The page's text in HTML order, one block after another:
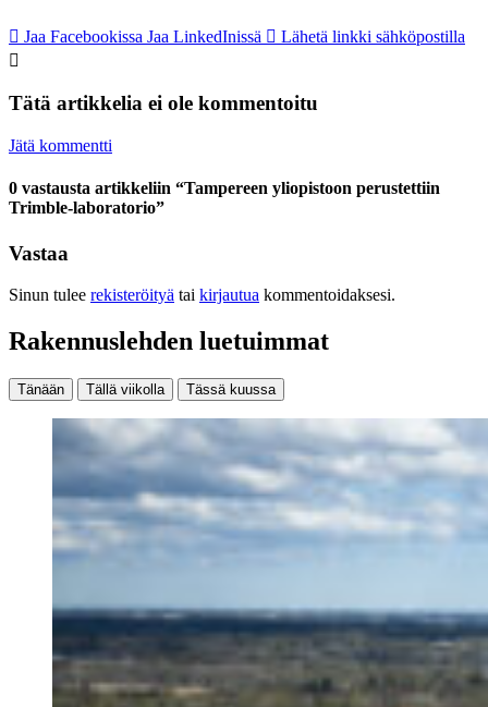
Jaa Facebookissa Jaa LinkedInissä Lähetä linkki sähköpostilla
Tätä artikkelia ei ole kommentoitu
Jätä kommentti
0 vastausta artikkeliin “Tampereen yliopistoon perustettiin
Trimble-laboratorio”
Vastaa
Sinun tulee rekisteröityä tai kirjautua kommentoidaksesi.
Rakennuslehden luetuimmat
Tänään Tällä viikolla Tässä kuussa